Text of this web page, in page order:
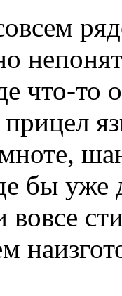
что-
бы уже
вовсе